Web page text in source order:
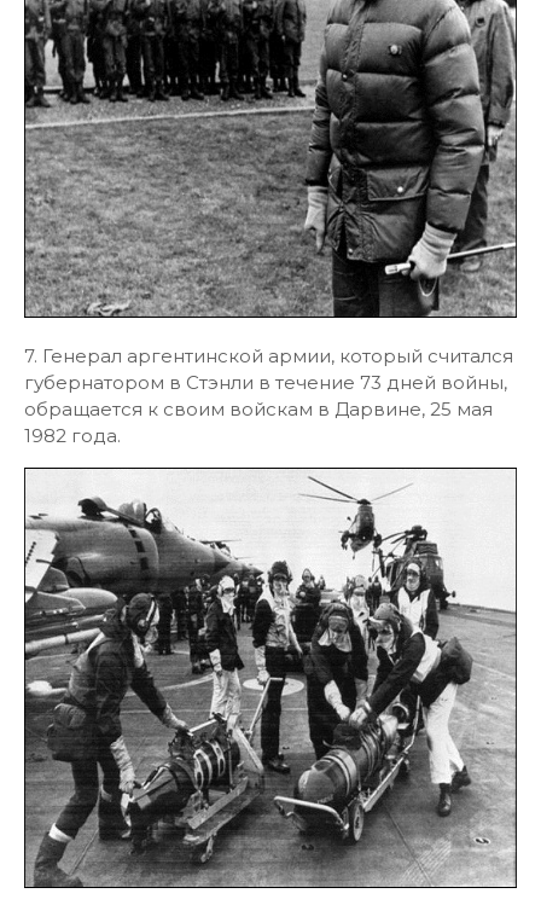
7. Генерал аргентинской армии, который считался
губернатором в Стэнли в течение 73 дней войны,
обращается к своим войскам в Дарвине, 25 мая
1982 года.